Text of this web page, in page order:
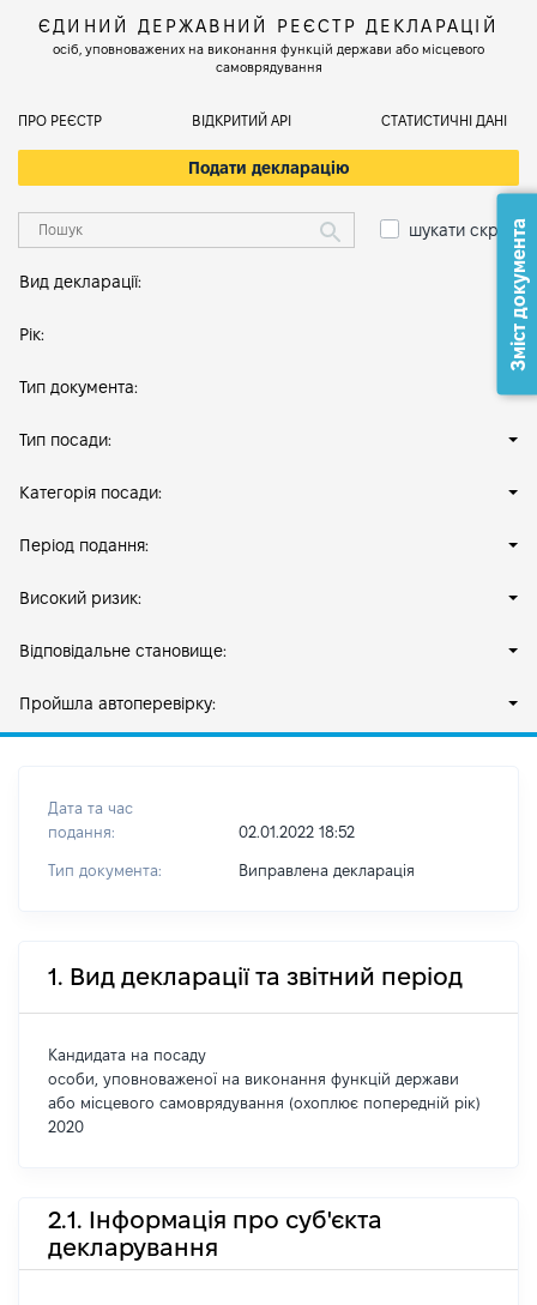
ЄДИНИЙ ДЕРЖАВНИЙ РЕЄСТР ДЕКЛАРАЦІЙ
осіб, уповноважених на виконання функцій держави або місцевого
самоврядування
ПРО РЕЄСТР ВІДКРИТИЙ АРІ СТАТИСТИЧНІ ДАНІ
Подати декларацію
шукати скрізь
Вид декларації:
Рік:
Тип документа:
Тип посади:
Категорія посади:
Період подання:
Високий ризик:
Відповідальне становище:
Пройшла автоперевірку:
Дата та час
подання:
02.01.2022 18:52
Тип документа: Виправлена декларація
1. Вид декларації та звітний період
Кандидата на посаду
особи, уповноваженої на виконання функцій держави
або місцевого самоврядування (охоплює попередній рік)
2020
2.1. Інформація про суб'єкта
декларування
Зміст документа